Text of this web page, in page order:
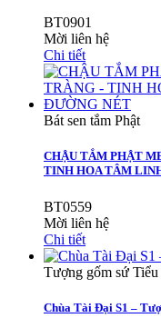
BT0901
Mời liên hệ
Chi tiết
Bát sen tắm Phật
CHẬU TẮM PHẬT
TINH HOA TÂM
BT0559
Mời liên hệ
Chi tiết
Tượng gốm sứ Tiểu
Chùa Tài Đại S1 –